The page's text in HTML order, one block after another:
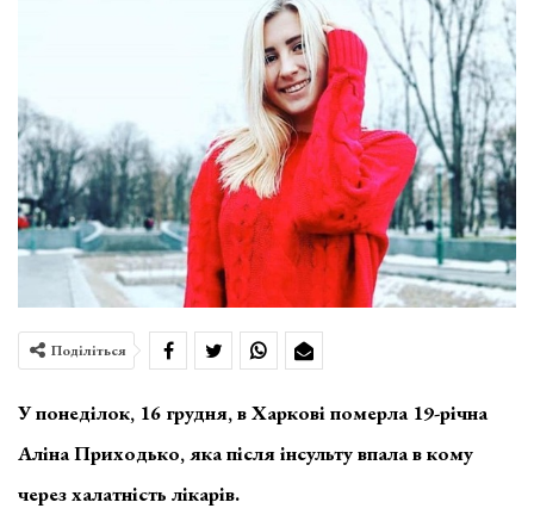
Поділіться
У понеділок, 16 грудня, в Харкові померла 19-річна
Аліна Приходько, яка після інсульту впала в кому
через халатність лікарів.